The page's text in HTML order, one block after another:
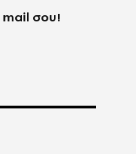
mail σου!